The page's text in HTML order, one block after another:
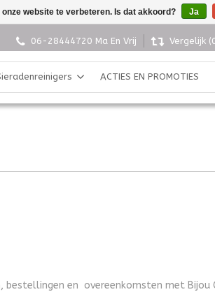
06-28444720 Ma En Vrij Vergelijk
ACTIES EN PROMOTIES
en overeenkomsten met Bijou
website te verbeteren. Is dat akkoord? Ja